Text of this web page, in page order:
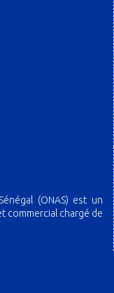
(ONAS) est un
commercial chargé de